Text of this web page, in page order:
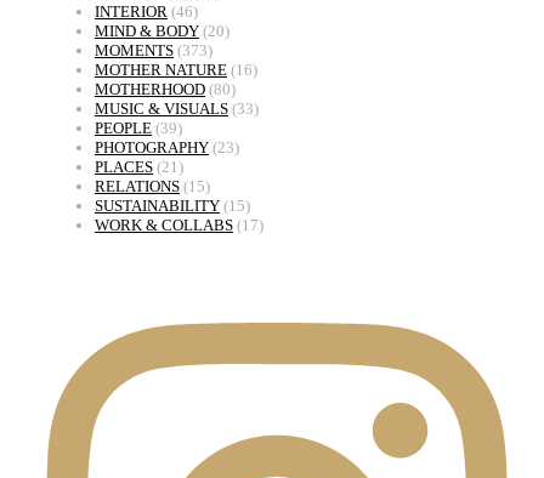
INTERIOR (46)
MIND & BODY (20)
MOMENTS (373)
MOTHER NATURE (16)
MOTHERHOOD (80)
MUSIC & VISUALS (33)
PEOPLE (39)
PHOTOGRAPHY (23)
PLACES (21)
RELATIONS (15)
SUSTAINABILITY (15)
WORK & COLLABS (17)